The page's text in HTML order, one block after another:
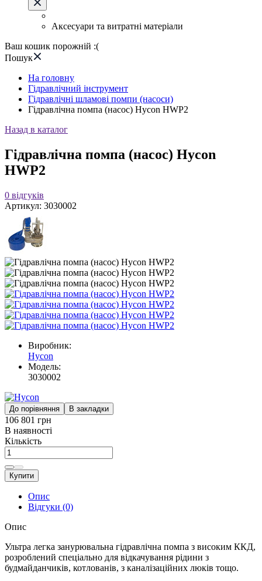
Аксесуари та витратні матеріали
Ваш кошик порожній :(
Пошук
На головну
Гідравлічний інструмент
Гідравлічні шламові помпи (насоси)
Гідравлічна помпа (насос) Hycon HWP2
Назад в каталог
Гідравлічна помпа (насос) Hycon
HWP2
0 відгуків
Артикул: 3030002
Виробник:
Hycon
Модель:
3030002
До порівняння В закладки
106 801 грн
В наявності
Кількість
Купити
Опис
Відгуки (0)
Опис
Ультра легка занурювальна гідравлічна помпа з високим ККД,
розроблений спеціально для відкачування рідини з
будмайданчиків, котлованів, з каналізаційних люків тощо.